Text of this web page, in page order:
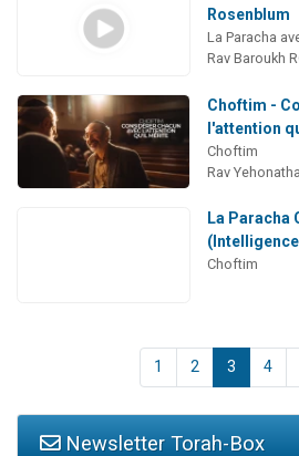
Rosenblum
La Paracha
Rav Baroukh
Choftim -
l'attention
Choftim
Rav
La Paracha
Choftim
1 2 3 4
Newsletter Torah-Box